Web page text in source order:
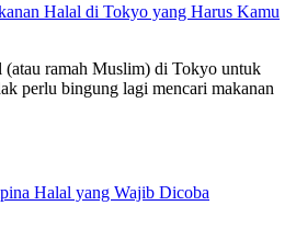
Halal di Tokyo yang Harus Kamu
(atau ramah Muslim) di Tokyo untuk
perlu bingung lagi mencari makanan
Halal yang Wajib Dicoba